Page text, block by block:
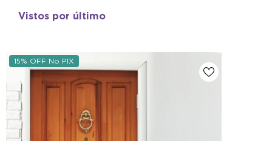
Vistos por último
15% OFF No PIX